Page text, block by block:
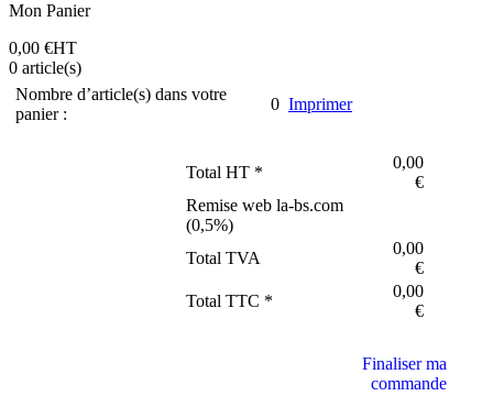
Mon Panier
0,00 €HT
0 article(s)
Nombre d’article(s) dans votre
panier :
0 Imprimer
Total HT *
0,00
€
Remise web la-bs.com
(0,5%)
Total TVA
0,00
€
Total TTC *
0,00
€
Finaliser ma
commande